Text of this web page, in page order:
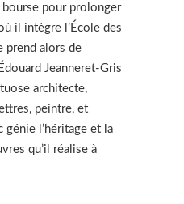
pour prolonger
il intègre l’École des
prend alors de
Jeanneret-Gris
architecte,
peintre, et
génie l’héritage et la
qu’il réalise à